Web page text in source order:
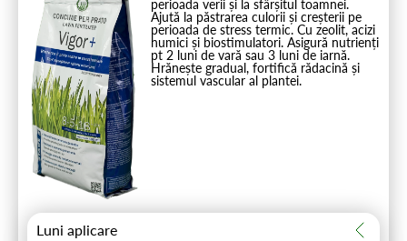
perioada verii și la sfârșitul toamnei.
Ajută la păstrarea culorii și creșterii pe
perioada de stress termic. Cu zeolit, acizi
humici și biostimulatori. Asigură nutrienți
pt 2 luni de vară sau 3 luni de iarnă.
Hrănește gradual, fortifică rădacină și
sistemul vascular al plantei.
Luni aplicare